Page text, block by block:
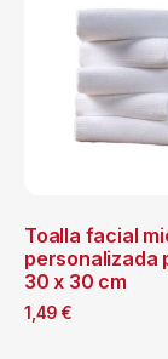
Toalla facial
personalizada
30 x 30 cm
1,49 €